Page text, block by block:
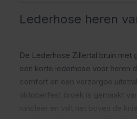
Lederhose heren
De Lederhose Zillertal bruin met
een korte lederhose voor heren
comfort en een verzorgde
oktoberfest broek is gemaakt